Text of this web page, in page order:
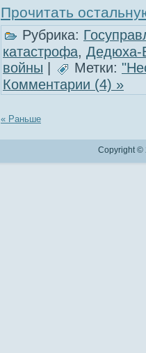
Прочитать
Рубрика:
катастрофа, Дедюха-
войны
Метки:
Комментарии (4) »
« Раньше
Copyright